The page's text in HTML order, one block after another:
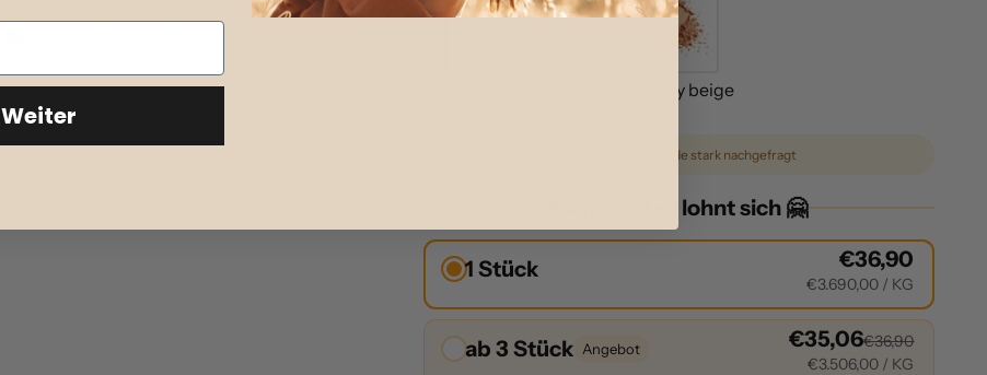
Non Glossy beige
Dieses Produkt ist gerade stark nachgefragt
Mehr kaufen lohnt sich 🤗
1 Stück €36,90
€3.690,00 / KG
ab 3 Stück Angebot €35,06€36,90
€3.506,00 / KG
Weiter